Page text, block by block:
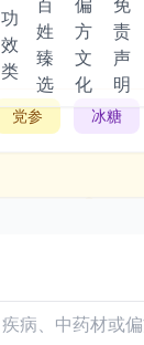
功
效
类
姓
臻
选
方
文
化
责
声
明
党参 冰糖